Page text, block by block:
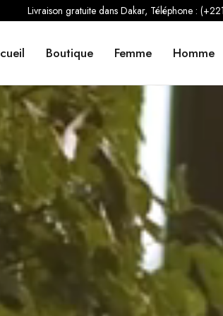
Livraison gratuite dans Dakar, Téléphone :
Boutique Femme Homme